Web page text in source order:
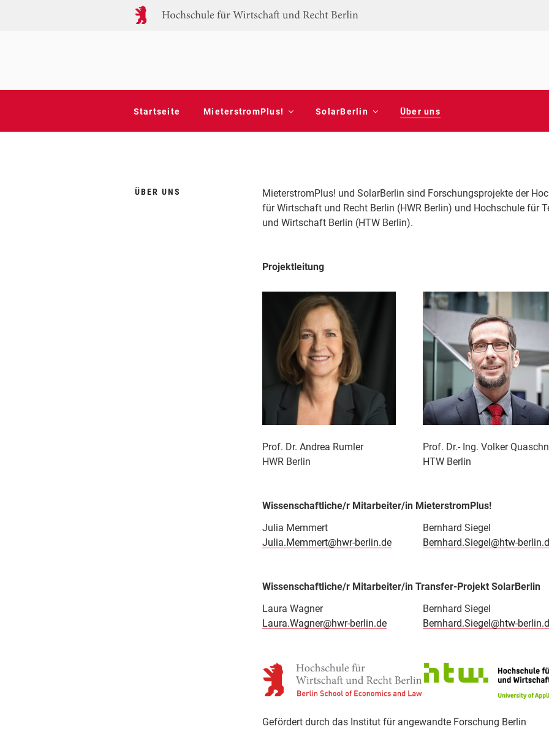
Startseite MieterstromPlus! SolarBerlin Über uns
ÜBER UNS
MieterstromPlus! und SolarBerlin sind Forschungsprojekte der
für Wirtschaft und Recht Berlin (HWR Berlin) und Hochschule für
und Wirtschaft Berlin (HTW Berlin).
Projektleitung
Prof. Dr. Andrea Rumler
HWR Berlin
Prof. Dr.- Ing. Volker
HTW Berlin
Wissenschaftliche/r Mitarbeiter/in MieterstromPlus!
Julia Memmert
Julia.Memmert@hwr-berlin.de
Bernhard Siegel
Bernhard.Siegel@htw-
Wissenschaftliche/r Mitarbeiter/in Transfer-Projekt SolarBerlin
Laura Wagner
Laura.Wagner@hwr-berlin.de
Bernhard Siegel
Bernhard.Siegel@htw-
Gefördert durch das Institut für angewandte Forschung Berlin